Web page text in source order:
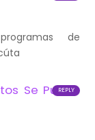
de
Se Puede
REPLY